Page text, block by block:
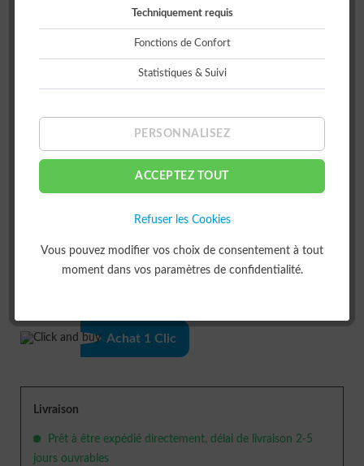
Techniquement requis
Fonctions de Confort
Statistiques & Suivi
PERSONNALISEZ
ACCEPTEZ TOUT
Refuser les Cookies
Vous pouvez modifier vos choix de consentement à tout
moment dans vos paramètres de confidentialité.
DANS LE PANIER
Achat 1 Clic
Livraison
Prêt à être expédié directement, délai de livraison 2-5
jours ouvrables